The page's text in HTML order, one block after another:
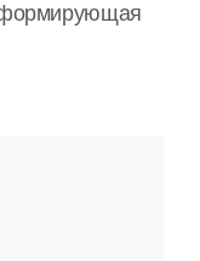
формирующая